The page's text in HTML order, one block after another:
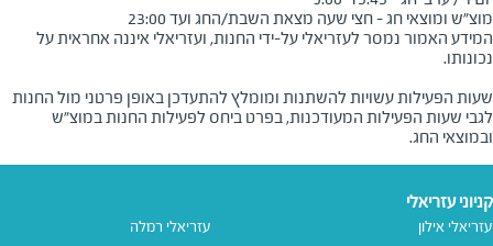
מוצ"ש ומוצאי חג - חצי שעה מצאת השבת/החג ועד 23:00
המידע האמור נמסר לעזריאלי על-ידי החנות, ועזריאלי איננה אחראית על
שעות הפעילות עשויות להשתנות ומומלץ להתעדכן באופן פרטני מול החנות
לגבי שעות הפעילות המעודכנות, בפרט ביחס לפעילות החנות במוצ"ש
ובמוצאי החג.
קניוני עזריאלי
עזריאלי אילון
עזריאלי רמלה